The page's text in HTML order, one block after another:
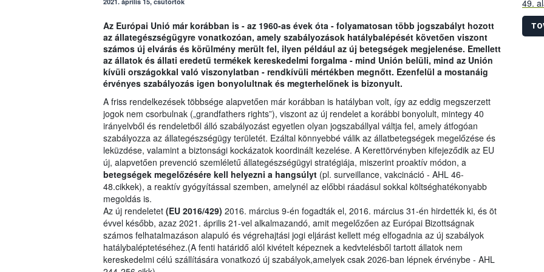
Az Európai Unió már korábban is - az 1960-as évek óta - folyamatosan több jogszabályt hozott
az állategészségügyre vonatkozóan, amely szabályozások hatálybalépését követően viszont
számos új elvárás és körülmény merült fel, ilyen például az új betegségek megjelenése. Emellett
az állatok és állati eredetű termékek kereskedelmi forgalma - mind Unión belüli, mind az Unión
kívüli országokkal való viszonylatban - rendkívüli mértékben megnőtt. Ezenfelül a mostanáig
érvényes szabályozás igen bonyolultnak és megterhelőnek is bizonyult.
A friss rendelkezések többsége alapvetően már korábban is hatályban volt, így az eddig megszerzett
jogok nem csorbulnak („grandfathers rights”), viszont az új rendelet a korábbi bonyolult, mintegy 40
irányelvből és rendeletből álló szabályozást egyetlen olyan jogszabállyal váltja fel, amely átfogóan
szabályozza az állategészségügy területét. Ezáltal könnyebbé válik az állatbetegségek megelőzése és
leküzdése, valamint a biztonsági kockázatok koordinált kezelése. A Kerettörvényben kifejeződik az EU
új, alapvetően prevenció szemléletű állategészségügyi stratégiája, miszerint proaktív módon, a
betegségek megelőzésére kell helyezni a hangsúlyt(pl. surveillance, vakcináció - AHL 46-
48.cikkek), a reaktív gyógyítással szemben, amelynél az előbbi ráadásul sokkal költséghatékonyabb
megoldás is.
Az új rendeletet (EU 2016/429) 2016. március 9-én fogadták el, 2016. március 31-én hirdették ki, és öt
évvel később, azaz 2021. április 21-vel alkalmazandó, amit megelőzően az Európai Bizottságnak
számos felhatalmazáson alapuló és végrehajtási jogi eljárást kellett még elfogadnia az új szabályok
hatálybaléptetéséhez.(A fenti határidő alól kivételt képeznek a kedvtelésből tartott állatok nem
kereskedelmi célú szállítására vonatkozó új szabályok,amelyek csak 2026-ban lépnek érvénybe - AHL
49.
előírt